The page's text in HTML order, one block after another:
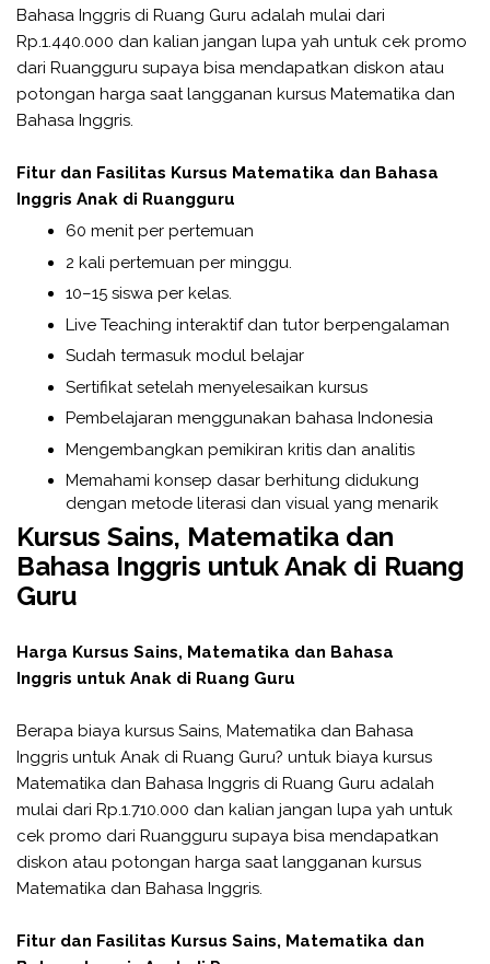
Bahasa Inggris di Ruang Guru adalah mulai dari
Rp.1.440.000 dan kalian jangan lupa yah untuk cek promo
dari Ruangguru supaya bisa mendapatkan diskon atau
potongan harga saat langganan kursus Matematika dan
Bahasa Inggris.
Fitur dan Fasilitas Kursus Matematika dan Bahasa
Inggris Anak di Ruangguru
60 menit per pertemuan
2 kali pertemuan per minggu.
10–15 siswa per kelas.
Live Teaching interaktif dan tutor berpengalaman
Sudah termasuk modul belajar
Sertifikat setelah menyelesaikan kursus
Pembelajaran menggunakan bahasa Indonesia
Mengembangkan pemikiran kritis dan analitis
Memahami konsep dasar berhitung didukung
dengan metode literasi dan visual yang menarik
Kursus Sains, Matematika dan
Bahasa Inggris untuk Anak di Ruang
Guru
Harga Kursus Sains, Matematika dan Bahasa
Inggris untuk Anak di Ruang Guru
Berapa biaya kursus Sains, Matematika dan Bahasa
Inggris untuk Anak di Ruang Guru? untuk biaya kursus
Matematika dan Bahasa Inggris di Ruang Guru adalah
mulai dari Rp.1.710.000 dan kalian jangan lupa yah untuk
cek promo dari Ruangguru supaya bisa mendapatkan
diskon atau potongan harga saat langganan kursus
Matematika dan Bahasa Inggris.
Fitur dan Fasilitas Kursus Sains, Matematika dan